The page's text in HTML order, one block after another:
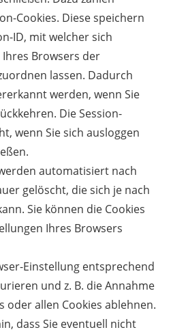
Cookies. Diese speichern
ID, mit welcher sich
Browsers der
lassen. Dadurch
werden, wenn Sie
Die Session-
wenn Sie sich ausloggen
automatisiert nach
gelöscht, die sich je nach
Sie können die Cookies
Ihres Browsers
Einstellung entsprechend
und z. B. die Annahme
oder allen Cookies ablehnen.
dass Sie eventuell nicht